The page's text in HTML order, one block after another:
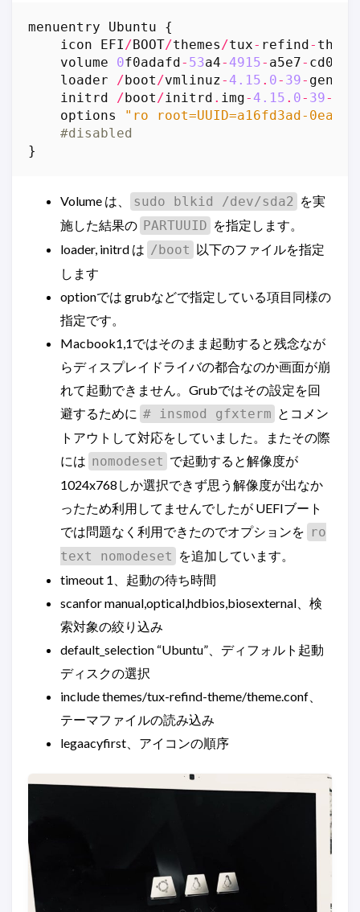
menuentry Ubuntu
{
icon
EFI /BOOT/themes /tux- refind- theme
volume
0f0adafd- 53a4-4915- a5e7-
loader
/boot /vmlinuz-4.15 . 0- 39-
initrd
/boot /initrd . img-4.15 . 0- 39-
options
"ro root=UUID=a16fd3ad-
#disabled
}
Volume は、 sudo blkid /dev/sda2 を実
施した結果の PARTUUID を指定します。
loader, initrd は /boot 以下のファイルを指定
します
optionでは grubなどで指定している項目同様の
指定です。
Macbook1,1ではそのまま起動すると残念なが
らディスプレイドライバの都合なのか画面が崩
れて起動できません。Grubではその設定を回
避するために # insmod gfxterm とコメン
トアウトして対応をしていました。またその際
には nomodeset で起動すると解像度が
1024x768しか選択できず思う解像度が出なか
ったため利用してませんでしたが UEFIブート
では問題なく利用できたのでオプションを ro
text nomodeset を追加しています。
timeout 1、起動の待ち時間
scanfor manual,optical,hdbios,biosexternal、検
索対象の絞り込み
default_selection “Ubuntu”、ディフォルト起動
ディスクの選択
include themes/tux-refind-theme/theme.conf、
テーマファイルの読み込み
legaacyfirst、アイコンの順序